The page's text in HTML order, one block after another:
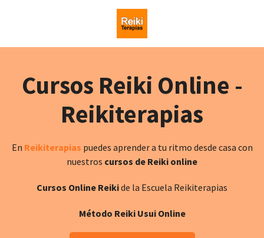
Cursos Reiki Online -
Reikiterapias
En Reikiterapias puedes aprender a tu ritmo desde casa con
nuestros cursos de Reiki online
Cursos Online Reikide la Escuela Reikiterapias
Método Reiki Usui Online